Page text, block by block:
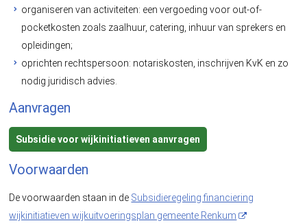
organiseren van activiteiten: een vergoeding voor out-of-
pocketkosten zoals zaalhuur, catering, inhuur van sprekers en
opleidingen;
oprichten rechtspersoon: notariskosten, inschrijven KvK en zo
nodig juridisch advies.
Aanvragen
Subsidie voor wijkinitiatieven aanvragen
Voorwaarden
De voorwaarden staan in de Subsidieregeling financiering
wijkinitiatieven wijkuitvoeringsplan gemeente Renkum